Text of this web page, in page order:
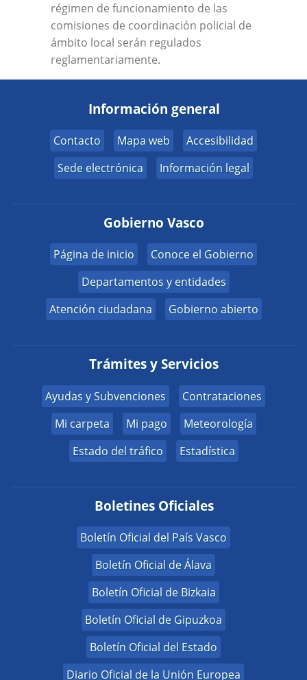
régimen de funcionamiento de las
comisiones de coordinación policial de
ámbito local serán regulados
reglamentariamente.
Información general
Contacto Mapa web
Accesibilidad
Sede electrónica
Información legal
Gobierno Vasco
Página de inicio
Conoce el Gobierno
Departamentos y entidades
Atención ciudadana
Gobierno abierto
Trámites y Servicios
Ayudas y Subvenciones
Contrataciones
Mi carpeta
Mi pago
Meteorología
Estado del tráfico
Estadística
Boletines Oficiales
Boletín Oficial del País Vasco
Boletín Oficial de Álava
Boletín Oficial de Bizkaia
Boletín Oficial de Gipuzkoa
Boletín Oficial del Estado
Diario Oficial de la Unión Europea